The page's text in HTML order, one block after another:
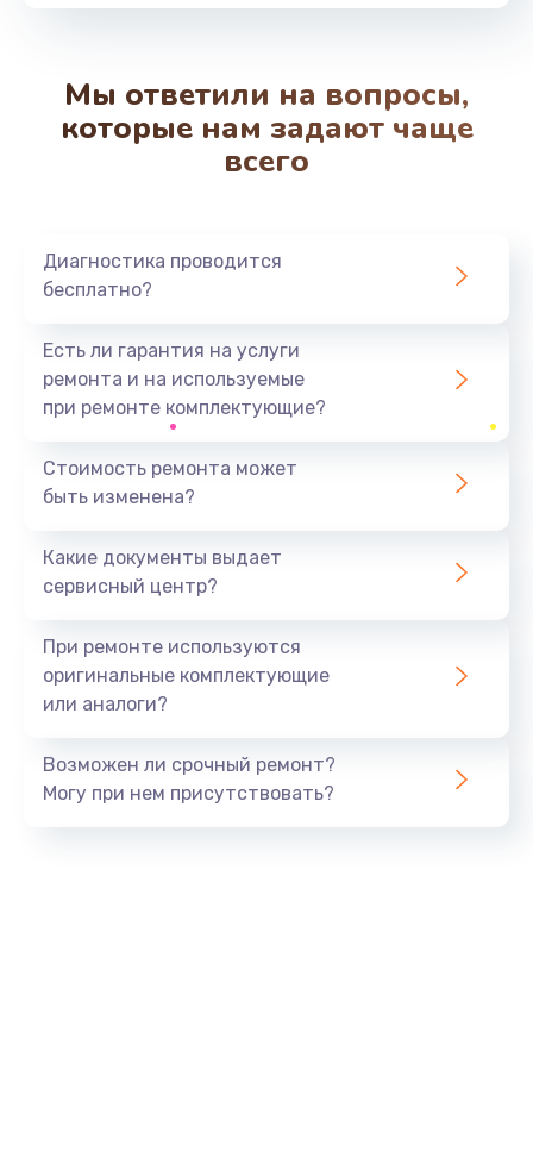
от 550 руб.
Замена вибромотора
от 550 руб.
Заказать
от 1100 руб.
от 500 руб.
Замена разъема питания
Заказать
Замена Bluetooth модуля
от 880 руб.
Мы ответили на вопросы,
которые нам задают чаще
всего
Диагностика проводится
бесплатно?
Есть ли гарантия на услуги
ремонта и на используемые
при ремонте комплектующие?
Стоимость ремонта может
быть изменена?
Какие документы выдает
сервисный центр?
При ремонте используются
оригинальные комплектующие
или аналоги?
Возможен ли срочный ремонт?
Могу при нем присутствовать?